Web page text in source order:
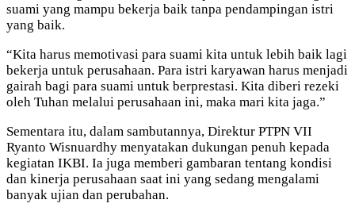
suami yang mampu bekerja baik tanpa pendampingan istri
yang baik.
“Kita harus memotivasi para suami kita untuk lebih baik lagi
bekerja untuk perusahaan. Para istri karyawan harus menjadi
gairah bagi para suami untuk berprestasi. Kita diberi rezeki
oleh Tuhan melalui perusahaan ini, maka mari kita jaga.”
Sementara itu, dalam sambutannya, Direktur PTPN VII
Ryanto Wisnuardhy menyatakan dukungan penuh kepada
kegiatan IKBI. Ia juga memberi gambaran tentang kondisi
dan kinerja perusahaan saat ini yang sedang mengalami
banyak ujian dan perubahan.